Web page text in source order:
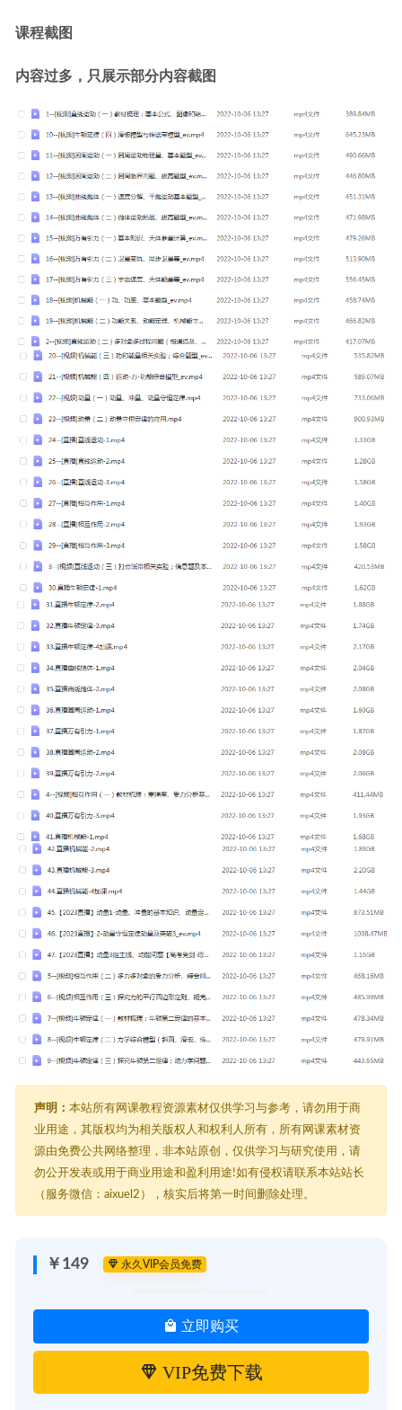
课程截图
内容过多，只展示部分内容截图
声明： 本站所有网课教程资源素材仅供学习与参考，请勿用于商
业用途，其版权均为相关版权人和权利人所有，所有网课素材资
源由免费公共网络整理，非本站原创，仅供学习与研究使用，请
勿公开发表或用于商业用途和盈利用途!如有侵权请联系本站站长
（服务微信：aixuel2），核实后将第一时间删除处理。
￥149 永久VIP会员免费
立即购买
VIP免费下载